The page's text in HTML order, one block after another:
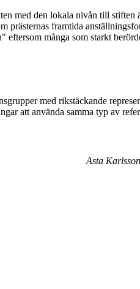
med den lokala nivån till stiften
framtida
många som starkt
med rikstäckande
att använda samma typ av
Asta Karlsson